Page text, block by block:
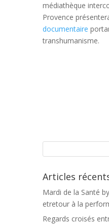
médiathèque
Provence
documentaire
transhumanisme.
Articles
Mardi de la Santé
etretour à la
Regards croisés